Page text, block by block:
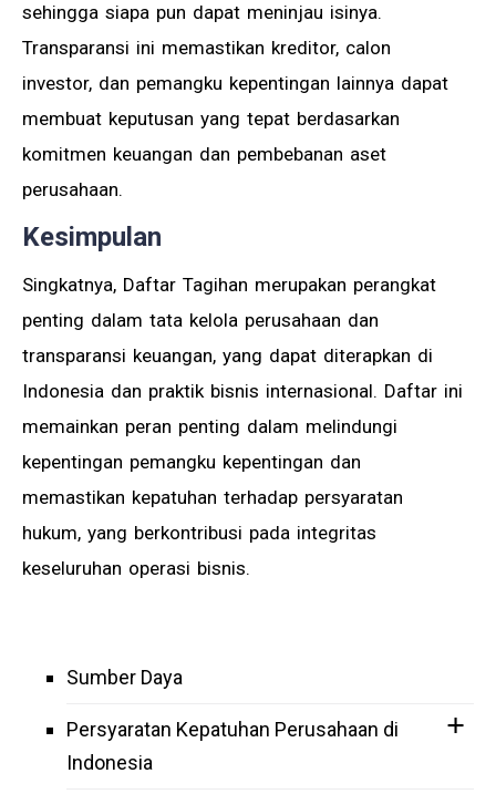
sehingga siapa pun dapat meninjau isinya.
Transparansi ini memastikan kreditor, calon
investor, dan pemangku kepentingan lainnya dapat
membuat keputusan yang tepat berdasarkan
komitmen keuangan dan pembebanan aset
perusahaan.
Kesimpulan
Singkatnya, Daftar Tagihan merupakan perangkat
penting dalam tata kelola perusahaan dan
transparansi keuangan, yang dapat diterapkan di
Indonesia dan praktik bisnis internasional. Daftar ini
memainkan peran penting dalam melindungi
kepentingan pemangku kepentingan dan
memastikan kepatuhan terhadap persyaratan
hukum, yang berkontribusi pada integritas
keseluruhan operasi bisnis.
Sumber Daya
Persyaratan Kepatuhan Perusahaan di
Indonesia